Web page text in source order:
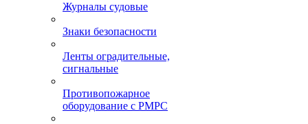
Журналы судовые
Знаки безопасности
Ленты оградительные,
сигнальные
Противопожарное
оборудование с РМРС